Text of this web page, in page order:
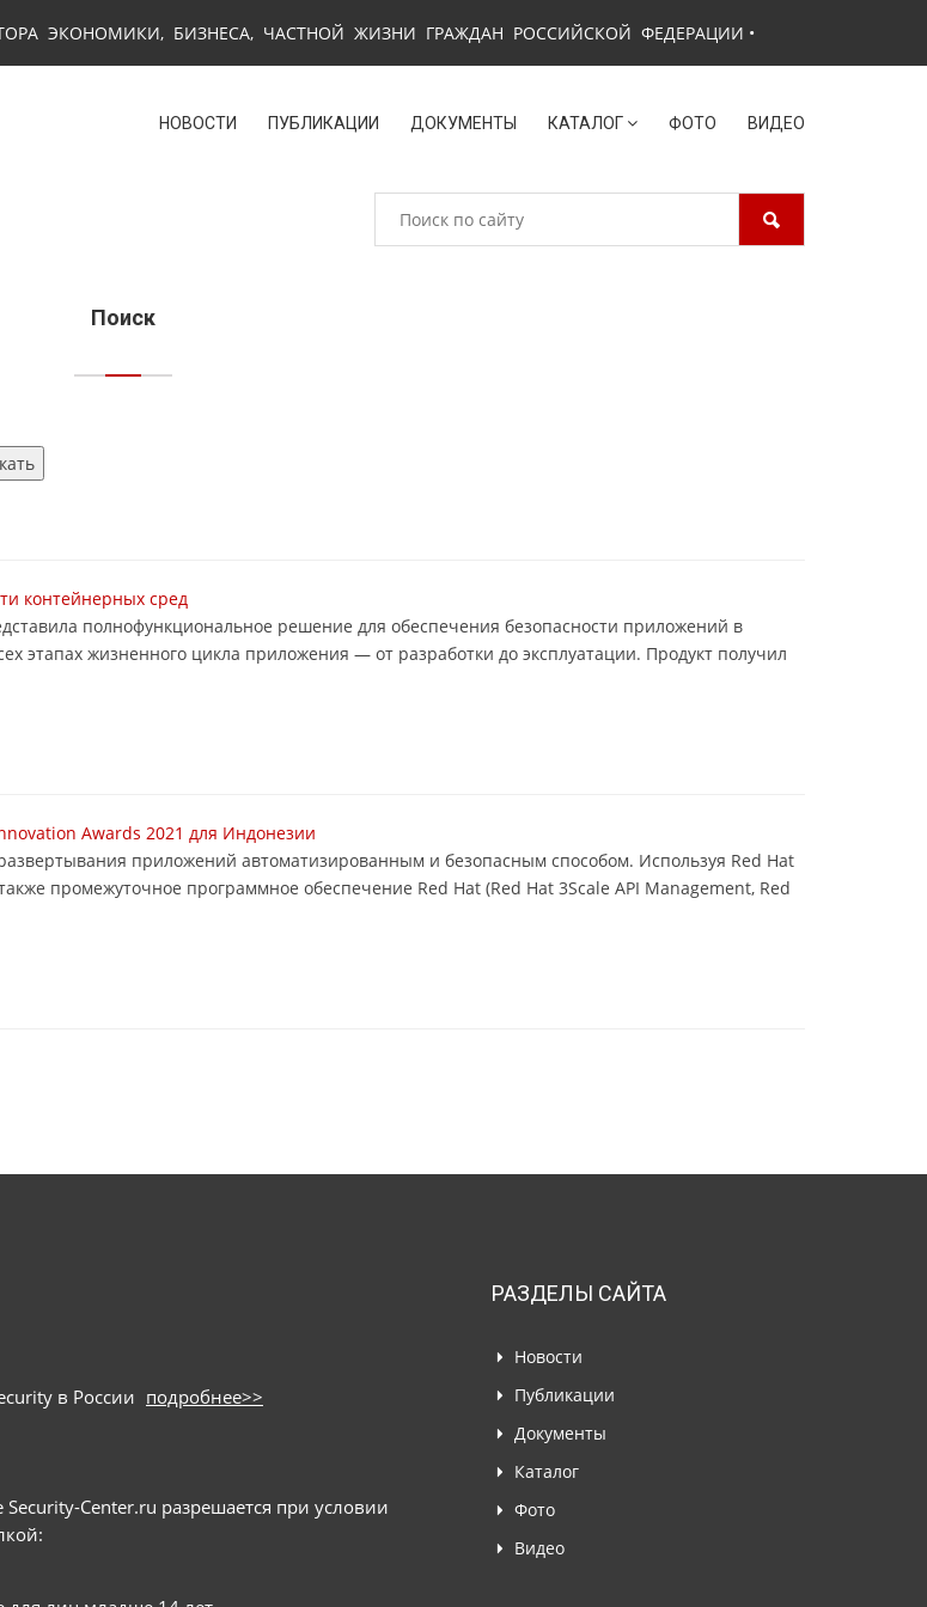
ЭКОНОМИКИ, БИЗНЕСА, ЧАСТНОЙ ЖИЗНИ ГРАЖДАН РОССИЙСКОЙ ФЕДЕРАЦИИ •
НОВОСТИ ПУБЛИКАЦИИ ДОКУМЕНТЫ КАТАЛОГ ФОТО ВИДЕО
Поиск
контейнерных сред
полнофункциональное решение для обеспечения безопасности приложений в
этапах жизненного цикла приложения — от разработки до эксплуатации. Продукт получил
Awards 2021 для Индонезии
приложений автоматизированным и безопасным способом. Используя Red Hat
промежуточное программное обеспечение Red Hat (Red Hat 3Scale API Management, Red
в России подробнее>>
Center.ru разрешается при условии
РАЗДЕЛЫ САЙТА
Новости
Публикации
Документы
Каталог
Фото
Видео